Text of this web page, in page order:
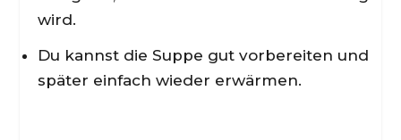
wird.
Du kannst die Suppe gut vorbereiten und
später einfach wieder erwärmen.